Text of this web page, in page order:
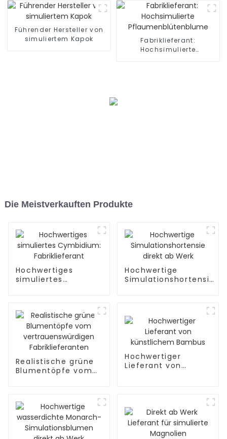
Führender Hersteller von
simuliertem Kapok
Fabriklieferant:
Hochsimulierte
Die Meistverkauften Produkte
Hochwertiges
simuliertes
Hochwertige
Simulationshortensie
Realistische grüne
Blumentöpfe vom
Hochwertiger
Lieferant von